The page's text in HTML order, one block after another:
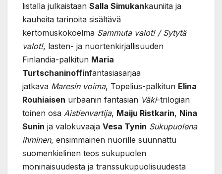
listalla julkaistaan Salla Simukankauniita ja
kauheita tarinoita sisältävä
kertomuskokoelma Sammuta valot! / Sytytä
valot!, lasten- ja nuortenkirjallisuuden
Finlandia-palkitun Maria
Turtschaninoffinfantasiasarjaa
jatkava Maresin voima, Topelius-palkitun Elina
Rouhiaisen urbaanin fantasian Väki-trilogian
toinen osa Aistienvartija, Maiju Ristkarin, Nina
Sunin ja valokuvaaja Vesa Tynin Sukupuolena
ihminen, ensimmäinen nuorille suunnattu
suomenkielinen teos sukupuolen
moninaisuudesta ja transsukupuolisuudesta